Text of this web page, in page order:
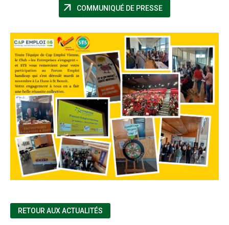
arrow_outward COMMUNIQUÉ DE PRESSE(NOUVELLE
RETOUR AUX ACTUALITÉS